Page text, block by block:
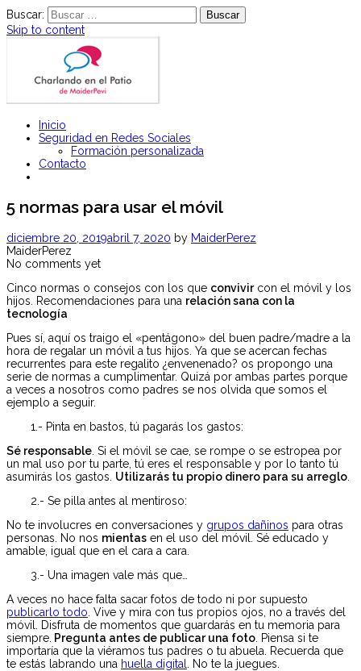
Buscar:
Skip to content
Charlando en el patio
Charlas y Talleres para padres y jóvenes sobre Seguridad en Redes
Sociales
Inicio
Seguridad en Redes Sociales
Formación personalizada
Contacto
5 normas para usar el móvil
diciembre 20, 2019abril 7, 2020 by MaiderPerez
MaiderPerez
No comments yet
Cinco normas o consejos con los que convivircon el móvil y los
hijos. Recomendaciones para una relación sana con la
tecnología
Pues sí, aquí os traigo el «pentágono» del buen padre/madre a la
hora de regalar un móvil a tus hijos. Ya que se acercan fechas
recurrentes para este regalito ¿envenenado? os propongo una
serie de normas a cumplimentar. Quizá por ambas partes porque
a veces a nosotros como padres se nos olvida que somos el
ejemplo a seguir.
1.- Pinta en bastos, tú pagarás los gastos:
Sé responsable . Si el móvil se cae, se rompe o se estropea por
un mal uso por tu parte, tú eres el responsable y por lo tanto tú
asumirás los gastos. Utilizarás tu propio dinero para su arreglo
2.- Se pilla antes al mentiroso:
No te involucres en conversaciones y grupos dañinos para otras
personas. No nos mientas en el uso del móvil. Sé educado y
amable, igual que en el cara a cara.
3.- Una imagen vale más que…
A veces no hace falta sacar fotos de todo ni por supuesto
publicarlo todo . Vive y mira con tus propios ojos, no a través del
móvil. Disfruta de momentos que guardarás en tu memoria para
siempre. Pregunta antes de publicar una foto . Piensa si te
importaría que la viéramos tus padres o tu abuela. Recuerda que
te estás labrando una huella digital . No te la juegues.